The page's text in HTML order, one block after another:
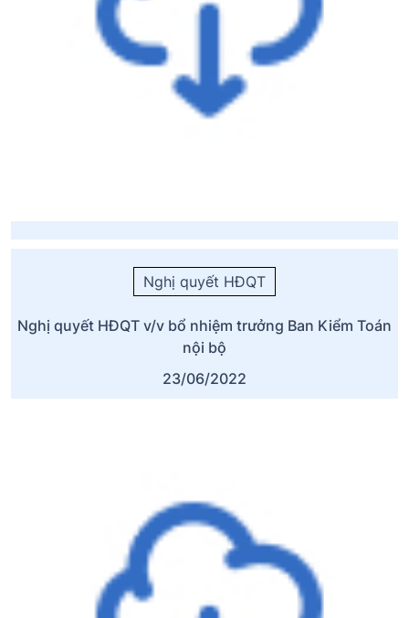
Nghị quyết HĐQT
Nghị quyết HĐQT v/v bổ nhiệm trưởng Ban Kiểm Toán
nội bộ
23/06/2022